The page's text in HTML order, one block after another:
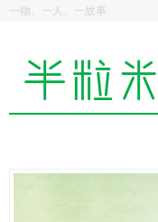
一物、一人、一故事